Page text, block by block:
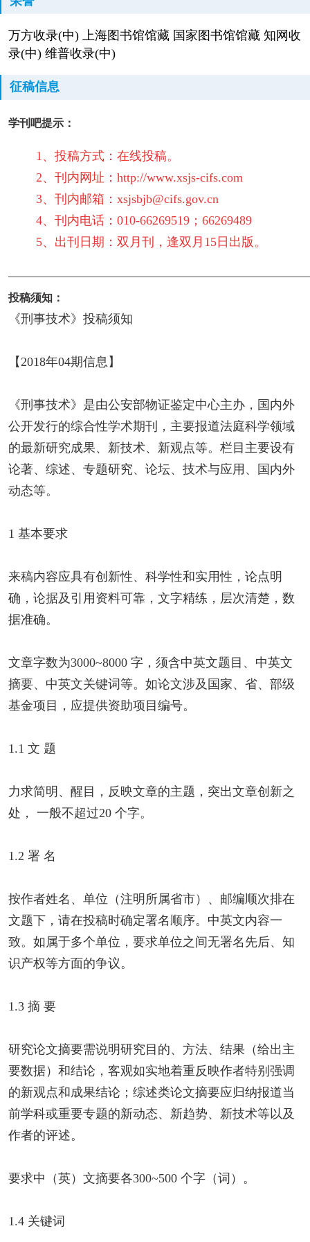
万方收录(中) 上海图书馆馆藏 国家图书馆馆藏 知网收
录(中) 维普收录(中)
征稿信息
学刊吧提示：
1、投稿方式：在线投稿。
2、刊内网址：http://www.xsjs-cifs.com
3、刊内邮箱：xsjsbjb@cifs.gov.cn
4、刊内电话：010-66269519；66269489
5、出刊日期：双月刊，逢双月15日出版。
投稿须知：
《刑事技术》投稿须知
【2018年04期信息】
《刑事技术》是由公安部物证鉴定中心主办，国内外
公开发行的综合性学术期刊，主要报道法庭科学领域
的最新研究成果、新技术、新观点等。栏目主要设有
论著、综述、专题研究、论坛、技术与应用、国内外
动态等。
1 基本要求
来稿内容应具有创新性、科学性和实用性，论点明
确，论据及引用资料可靠，文字精练，层次清楚，数
据准确。
文章字数为3000~8000 字，须含中英文题目、中英文
摘要、中英文关键词等。如论文涉及国家、省、部级
基金项目，应提供资助项目编号。
1.1 文 题
力求简明、醒目，反映文章的主题，突出文章创新之
处， 一般不超过20 个字。
1.2 署 名
按作者姓名、单位（注明所属省市）、邮编顺次排在
文题下，请在投稿时确定署名顺序。中英文内容一
致。如属于多个单位，要求单位之间无署名先后、知
识产权等方面的争议。
1.3 摘 要
研究论文摘要需说明研究目的、方法、结果（给出主
要数据）和结论，客观如实地着重反映作者特别强调
的新观点和成果结论；综述类论文摘要应归纳报道当
前学科或重要专题的新动态、新趋势、新技术等以及
作者的评述。
要求中（英）文摘要各300~500 个字（词）。
1.4 关键词